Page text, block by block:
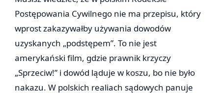
Postępowania Cywilnego nie ma przepisu, który
wprost zakazywałby używania dowodów
uzyskanych „podstępem”. To nie jest
amerykański film, gdzie prawnik krzyczy
„Sprzeciw!” i dowód ląduje w koszu, bo nie było
nakazu. W polskich realiach sądowych panuje